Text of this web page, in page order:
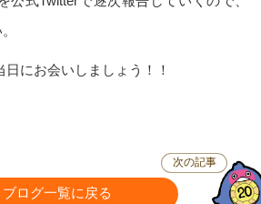
にお会いしましょう！！
ブログ一覧に戻る
次の記事